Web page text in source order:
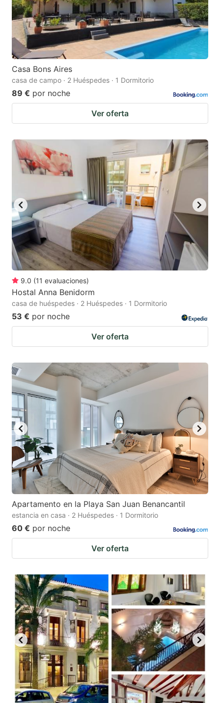
Casa Bons Aires
casa de campo · 2 Huéspedes · 1 Dormitorio
89 € por noche
Ver oferta
9.0 (11 evaluaciones)
Hostal Anna Benidorm
casa de huéspedes · 2 Huéspedes · 1 Dormitorio
53 € por noche
Ver oferta
Apartamento en la Playa San Juan Benancantil
estancia en casa · 2 Huéspedes · 1 Dormitorio
60 € por noche
Ver oferta